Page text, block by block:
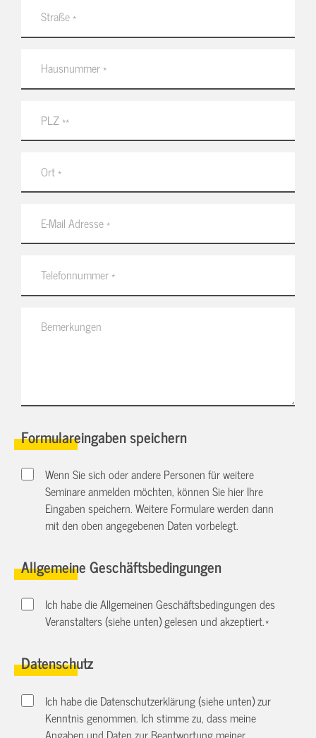
Formulareingaben speichern
Wenn Sie sich oder andere Personen für weitere
Seminare anmelden möchten, können Sie hier Ihre
Eingaben speichern. Weitere Formulare werden dann
mit den oben angegebenen Daten vorbelegt.
Allgemeine Geschäftsbedingungen
Ich habe die Allgemeinen Geschäftsbedingungen des
Veranstalters (siehe unten) gelesen und akzeptiert.*
Datenschutz
Ich habe die Datenschutzerklärung (siehe unten) zur
Kenntnis genommen. Ich stimme zu, dass meine
Angaben und Daten zur Beantwortung meiner